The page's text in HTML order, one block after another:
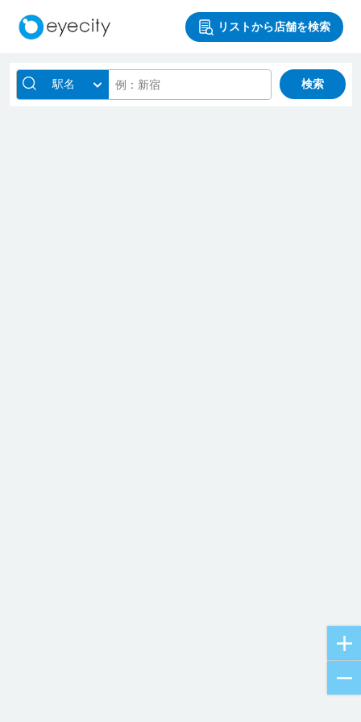
リストから店舗を検索
駅名 検索